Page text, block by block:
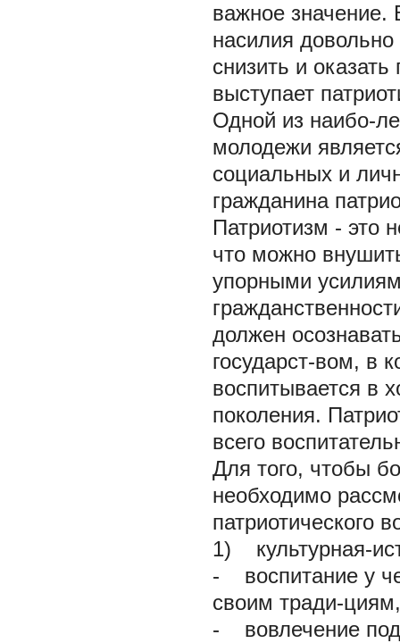
важное значение.
насилия
снизить и
выступает
Одной из наибо-
молодежи
социальных и
гражданина
Патриотизм - это
что можно
упорными
должен
государст-вом, в
воспитывается в
поколения.
всего
Для того, чтобы
необходимо
патриотического
1) культурная-
-
воспитание у
своим тради-
-
вовлечение